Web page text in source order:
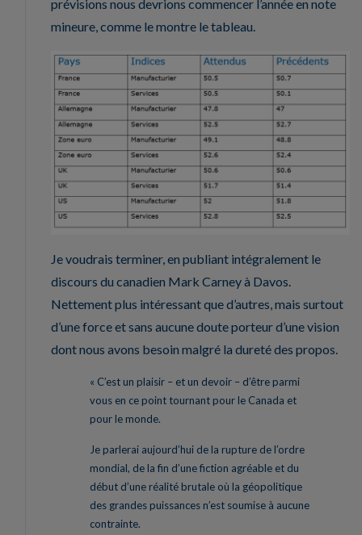
prévisions nous devrions commencer l’année en note
mineure, comme le montre le tableau.
Je voudrais terminer, en publiant intégralement le
discours du canadien Mark Carney à Davos.
Nettement plus intéressant que d’autres, mais surtout
d’une force et sans aucune doute porteur d’une vision
dont nous avons besoin malgré la dureté des propos.
« C’est un plaisir – et un devoir – d’être parmi
vous en ce point tournant pour le Canada et
pour le monde.
Je parlerai aujourd’hui de la rupture de l’ordre
mondial, de la fin d’une fiction agréable et du
début d’une réalité brutale où la géopolitique
des grandes puissances n’est soumise à aucune
contrainte.